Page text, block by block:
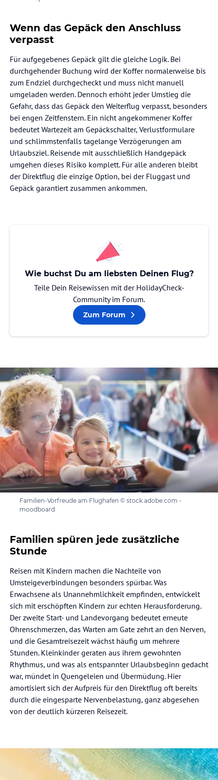
Wenn das Gepäck den Anschluss
verpasst
Für aufgegebenes Gepäck gilt die gleiche Logik. Bei
durchgehender Buchung wird der Koffer normalerweise bis
zum Endziel durchgecheckt und muss nicht manuell
umgeladen werden. Dennoch erhöht jeder Umstieg die
Gefahr, dass das Gepäck den Weiterflug verpasst, besonders
bei engen Zeitfenstern. Ein nicht angekommener Koffer
bedeutet Wartezeit am Gepäckschalter, Verlustformulare
und schlimmstenfalls tagelange Verzögerungen am
Urlaubsziel. Reisende mit ausschließlich Handgepäck
umgehen dieses Risiko komplett. Für alle anderen bleibt
der Direktflug die einzige Option, bei der Fluggast und
Gepäck garantiert zusammen ankommen.
Wie buchst Du am liebsten Deinen Flug?
Teile Dein Reisewissen mit der HolidayCheck-
Community im Forum.
Zum Forum
Familien-Vorfreude am Flughafen © stock.adobe.com -
moodboard
Familien spüren jede zusätzliche
Stunde
Reisen mit Kindern machen die Nachteile von
Umsteigeverbindungen besonders spürbar. Was
Erwachsene als Unannehmlichkeit empfinden, entwickelt
sich mit erschöpften Kindern zur echten Herausforderung.
Der zweite Start- und Landevorgang bedeutet erneute
Ohrenschmerzen, das Warten am Gate zehrt an den Nerven,
und die Gesamtreisezeit wächst häufig um mehrere
Stunden. Kleinkinder geraten aus ihrem gewohnten
Rhythmus, und was als entspannter Urlaubsbeginn gedacht
war, mündet in Quengeleien und Übermüdung. Hier
amortisiert sich der Aufpreis für den Direktflug oft bereits
durch die eingesparte Nervenbelastung, ganz abgesehen
von der deutlich kürzeren Reisezeit.